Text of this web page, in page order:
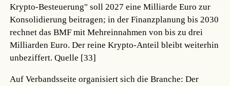
Krypto-Besteuerung" soll 2027 eine Milliarde Euro zur
Konsolidierung beitragen; in der Finanzplanung bis 2030
rechnet das BMF mit Mehreinnahmen von bis zu drei
Milliarden Euro. Der reine Krypto-Anteil bleibt weiterhin
unbeziffert.Quelle [33]
Auf Verbandsseite organisiert sich die Branche: Der